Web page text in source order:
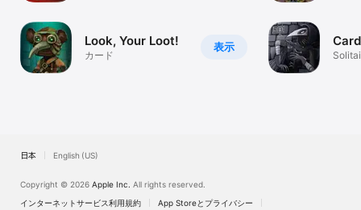
表示
Look, Your Loot!
カード
日本 English (US)
Copyright © 2026 Apple Inc. All rights reserved.
インターネットサービス利用規約
App Storeとプライバシー